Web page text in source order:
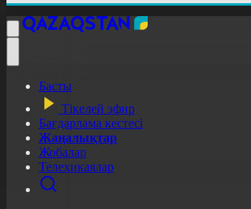
Басты
Тікелей эфир
Бағдарлама кестесі
Жаңалықтар
Жобалар
Телехикаялар